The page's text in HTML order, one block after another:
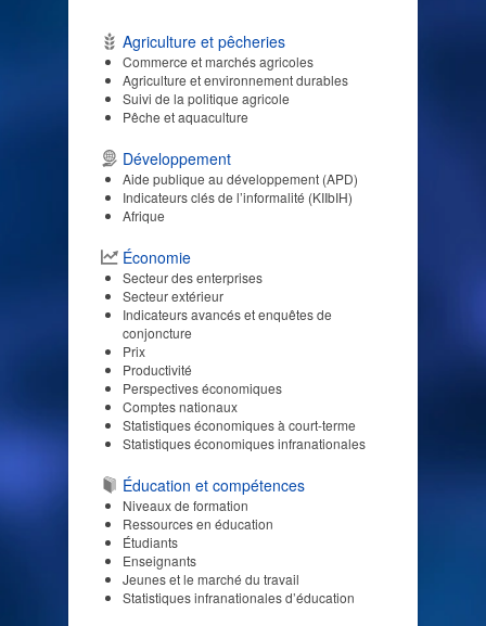
Agriculture et pêcheries
Commerce et marchés agricoles
Agriculture et environnement durables
Suivi de la politique agricole
Pêche et aquaculture
Développement
Aide publique au développement (APD)
Indicateurs clés de l’informalité (KIIbIH)
Afrique
Économie
Secteur des enterprises
Secteur extérieur
Indicateurs avancés et enquêtes de
conjoncture
Prix
Productivité
Perspectives économiques
Comptes nationaux
Statistiques économiques à court-terme
Statistiques économiques infranationales
Éducation et compétences
Niveaux de formation
Ressources en éducation
Étudiants
Enseignants
Jeunes et le marché du travail
Statistiques infranationales d’éducation